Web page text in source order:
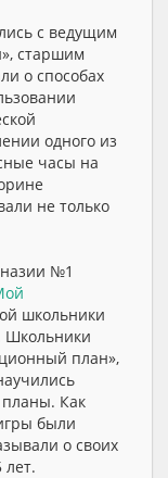
с ведущим
старшим
о способах
одного из
часы на
не только
№1
школьники
Школьники
план»,
Как
были
о своих